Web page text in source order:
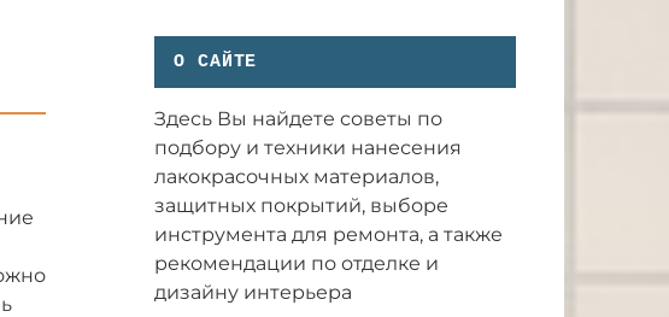
О САЙТЕ
Здесь Вы найдете советы по
подбору и техники нанесения
лакокрасочных материалов,
защитных покрытий, выборе
инструмента для ремонта, а также
рекомендации по отделке и
дизайну интерьера